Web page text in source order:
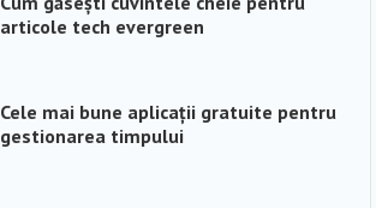
articole tech evergreen
Cele mai bune aplicații gratuite pentru
gestionarea timpului